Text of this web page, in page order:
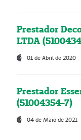
Prestador
LTDA
01 de Abril de 2020
Prestador
(51004354-7)
04 de Maio de 2021